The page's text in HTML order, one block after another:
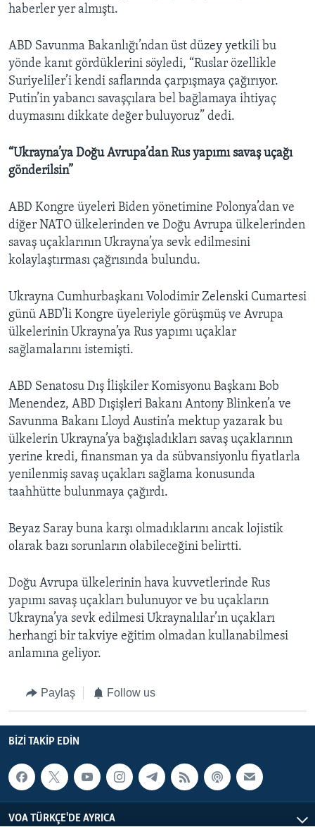
haberler yer almıştı.
ABD Savunma Bakanlığı’ndan üst düzey yetkili bu
yönde kanıt gördüklerini söyledi, “Ruslar özellikle
Suriyeliler’i kendi saflarında çarpışmaya çağırıyor.
Putin’in yabancı savaşçılara bel bağlamaya ihtiyaç
duymasını dikkate değer buluyoruz” dedi.
“Ukrayna’ya Doğu Avrupa’dan Rus yapımı savaş uçağı
gönderilsin”
ABD Kongre üyeleri Biden yönetimine Polonya’dan ve
diğer NATO ülkelerinden ve Doğu Avrupa ülkelerinden
savaş uçaklarının Ukrayna’ya sevk edilmesini
kolaylaştırması çağrısında bulundu.
Ukrayna Cumhurbaşkanı Volodimir Zelenski Cumartesi
günü ABD’li Kongre üyeleriyle görüşmüş ve Avrupa
ülkelerinin Ukrayna’ya Rus yapımı uçaklar
sağlamalarını istemişti.
ABD Senatosu Dış İlişkiler Komisyonu Başkanı Bob
Menendez, ABD Dışişleri Bakanı Antony Blinken’a ve
Savunma Bakanı Lloyd Austin’a mektup yazarak bu
ülkelerin Ukrayna’ya bağışladıkları savaş uçaklarının
yerine kredi, finansman ya da sübvansiyonlu fiyatlarla
yenilenmiş savaş uçakları sağlama konusunda
taahhütte bulunmaya çağırdı.
Beyaz Saray buna karşı olmadıklarını ancak lojistik
olarak bazı sorunların olabileceğini belirtti.
Doğu Avrupa ülkelerinin hava kuvvetlerinde Rus
yapımı savaş uçakları bulunuyor ve bu uçakların
Ukrayna’ya sevk edilmesi Ukraynalılar’ın uçakları
herhangi bir takviye eğitim olmadan kullanabilmesi
anlamına geliyor.
Paylaş Follow us
BIZI TAKIP EDIN
VOA TÜRKÇE'DE AYRICA